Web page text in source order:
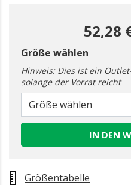
52,28
Größe wählen
Hinweis: Dies ist ein
solange der Vorrat reicht
Größe wählen
IN DEN
Größentabelle